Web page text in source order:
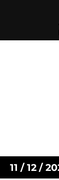
11 / 12 /